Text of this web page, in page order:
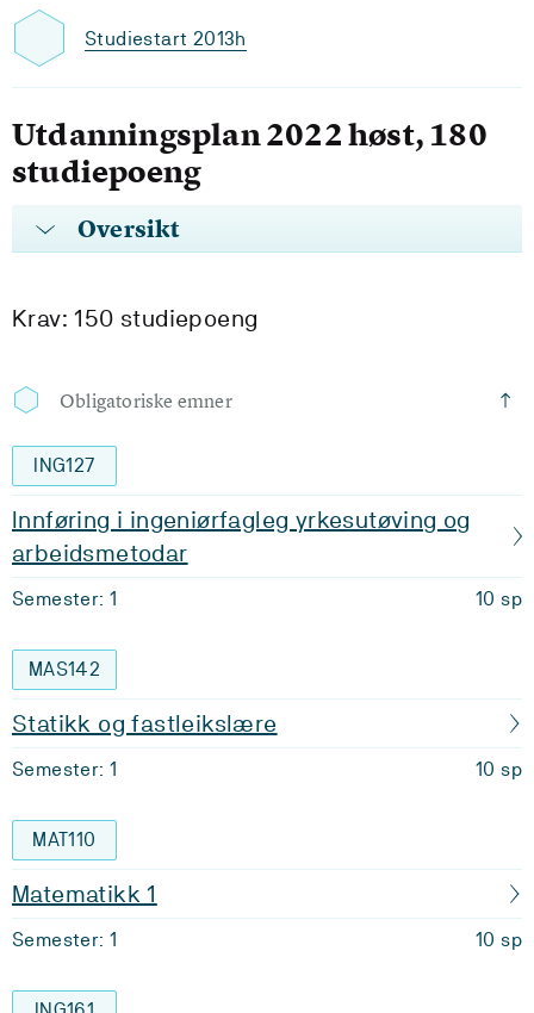
Studiestart 2013h
Utdanningsplan 2022 høst, 180
studiepoeng
Oversikt
Krav: 150 studiepoeng
Obligatoriske emner
ING127
Innføring i ingeniørfagleg yrkesutøving og
arbeidsmetodar
Semester: 1 10 sp
MAS142
Statikk og fastleikslære
Semester: 1 10 sp
MAT110
Matematikk 1
Semester: 1 10 sp